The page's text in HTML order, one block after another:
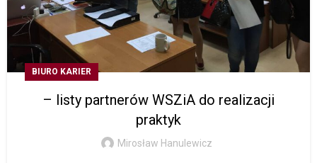
BIURO KARIER
– listy partnerów WSZiA do realizacji
praktyk
Mirosław Hanulewicz